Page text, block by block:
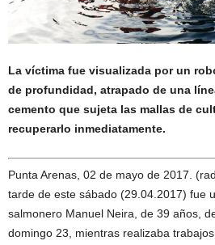
La víctima fue visualizada por un
de profundidad, atrapado de una
cemento que sujeta las mallas de
recuperarlo inmediatamente.
Punta Arenas, 02 de mayo de 2017.
tarde de este sábado (29.04.2017) fue
salmonero Manuel Neira, de 39 años,
domingo 23, mientras realizaba